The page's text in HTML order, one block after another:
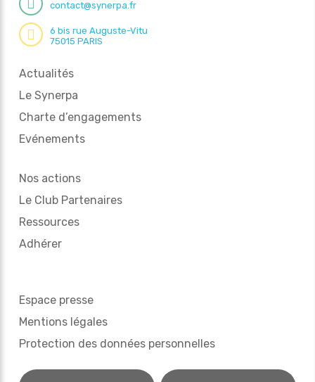
contact@synerpa.fr
6 bis rue Auguste-Vitu
75015 PARIS
Actualités
Le Synerpa
Charte d’engagements
Evénements
Nos actions
Le Club Partenaires
Ressources
Adhérer
Espace presse
Mentions légales
Protection des données personnelles